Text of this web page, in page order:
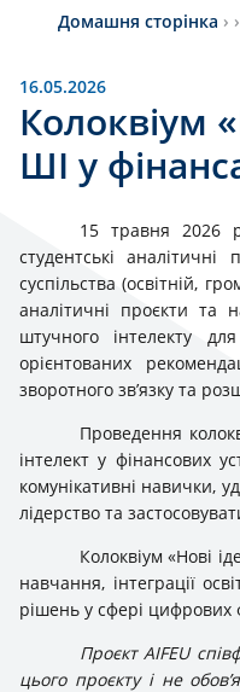
Домашня сторінка › ›
16.05.2026
Колоквіум
ШІ у
15 травня 2026
студентські
суспільства (освітній,
аналітичні проєкти та
штучного інтелекту
орієнтованих
зворотного зв’язку та
Проведення
інтелект у фінансових
комунікативні навички,
лідерство та
Колоквіум «Нові
навчання, інтеграції
рішень у сфері цифрових
Проєкт AIFEU
цього проєкту і не